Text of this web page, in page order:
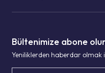
Bültenimize abone
Yeniliklerden haberdar olmak